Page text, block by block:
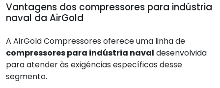
Vantagens dos compressores para indústria
naval da AirGold
A AirGold Compressores oferece uma linha de
compressores para indústria naval desenvolvida
para atender às exigências específicas desse
segmento.